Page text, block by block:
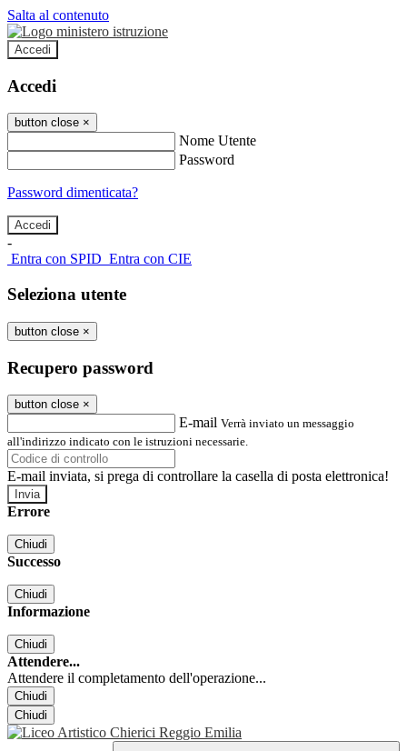
Salta al contenuto
Accedi
Accedi
button close ×
Nome Utente
Password
Password dimenticata?
-
Entra con SPID Entra con CIE
Seleziona utente
button close ×
Recupero password
button close ×
E-mail Verrà inviato un messaggio
all'indirizzo indicato con le istruzioni necessarie.
E-mail inviata, si prega di controllare la casella di posta elettronica!
Errore
Chiudi
Successo
Chiudi
Informazione
Chiudi
Attendere...
Attendere il completamento dell'operazione...
Chiudi
Chiudi